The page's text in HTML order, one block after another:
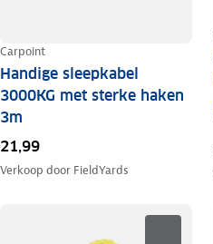
Carpoint
Handige sleepkabel
3000KG met sterke haken
3m
21,99
Verkoop door FieldYards